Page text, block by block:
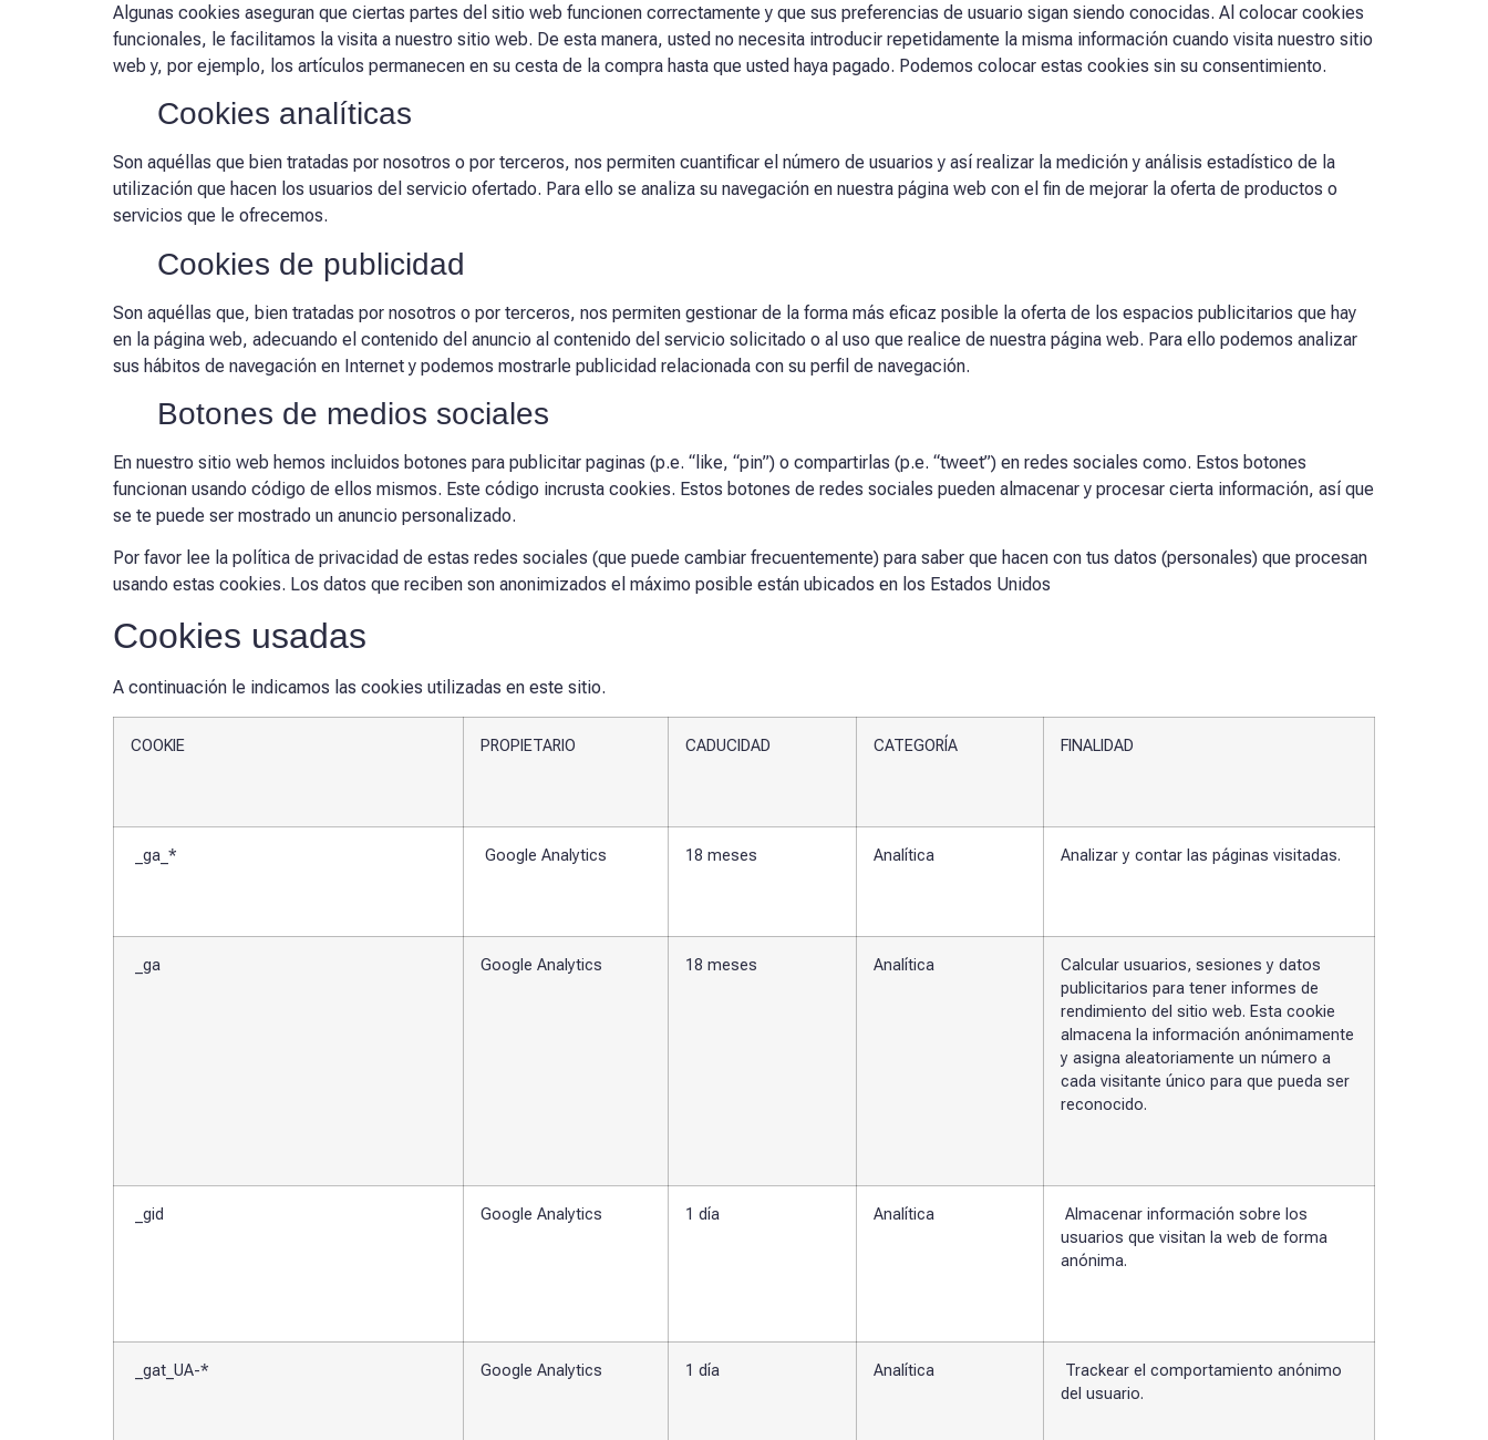
Algunas cookies aseguran que ciertas partes del sitio web funcionen correctamente y que sus preferencias de usuario sigan siendo conocidas. Al colocar cookies
funcionales, le facilitamos la visita a nuestro sitio web. De esta manera, usted no necesita introducir repetidamente la misma información cuando visita nuestro sitio
web y, por ejemplo, los artículos permanecen en su cesta de la compra hasta que usted haya pagado. Podemos colocar estas cookies sin su consentimiento.
Cookies analíticas
Son aquéllas que bien tratadas por nosotros o por terceros, nos permiten cuantificar el número de usuarios y así realizar la medición y análisis estadístico de la
utilización que hacen los usuarios del servicio ofertado. Para ello se analiza su navegación en nuestra página web con el fin de mejorar la oferta de productos o
servicios que le ofrecemos.
Cookies de publicidad
Son aquéllas que, bien tratadas por nosotros o por terceros, nos permiten gestionar de la forma más eficaz posible la oferta de los espacios publicitarios que hay
en la página web, adecuando el contenido del anuncio al contenido del servicio solicitado o al uso que realice de nuestra página web. Para ello podemos analizar
sus hábitos de navegación en Internet y podemos mostrarle publicidad relacionada con su perfil de navegación.
Botones de medios sociales
En nuestro sitio web hemos incluidos botones para publicitar paginas (p.e. “like, “pin”) o compartirlas (p.e. “tweet”) en redes sociales como. Estos botones
funcionan usando código de ellos mismos. Este código incrusta cookies. Estos botones de redes sociales pueden almacenar y procesar cierta información, así que
se te puede ser mostrado un anuncio personalizado.
Por favor lee la política de privacidad de estas redes sociales (que puede cambiar frecuentemente) para saber que hacen con tus datos (personales) que procesan
usando estas cookies. Los datos que reciben son anonimizados el máximo posible están ubicados en los Estados Unidos
Cookies usadas
A continuación le indicamos las cookies utilizadas en este sitio.
COOKIE PROPIETARIO CADUCIDAD CATEGORÍA FINALIDAD
_ga_* Google Analytics 18 meses Analítica Analizar y contar las páginas visitadas.
_ga Google Analytics 18 meses Analítica
Calcular usuarios, sesiones y datos
publicitarios para tener informes de
rendimiento del sitio web. Esta cookie
almacena la información anónimamente
y asigna aleatoriamente un número a
cada visitante único para que pueda ser
reconocido.
_gid Google Analytics 1 día Analítica
Almacenar información sobre los
usuarios que visitan la web de forma
anónima.
_gat_UA-* Google Analytics 1 día Analítica
Trackear el comportamiento anónimo
del usuario.